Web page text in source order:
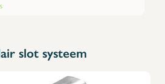
slot systeem